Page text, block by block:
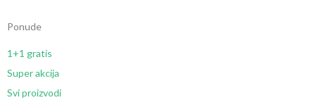
Ponude
1+1 gratis
Super akcija
Svi proizvodi